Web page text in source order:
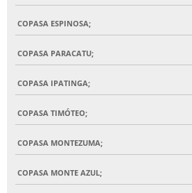
COPASA ESPINOSA;
COPASA PARACATU;
COPASA IPATINGA;
COPASA TIMÓTEO;
COPASA MONTEZUMA;
COPASA MONTE AZUL;